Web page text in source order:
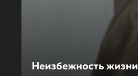
Неизбежность жизни